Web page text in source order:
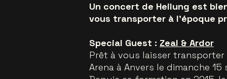
Un concert de Heilung est
vous transporter à l'époque
Special Guest : Zeal & Ardor
Prêt à vous laisser
Arena à Anvers le dimanche